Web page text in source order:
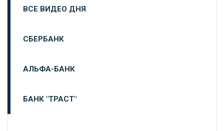
ВСЕ ВИДЕО ДНЯ
СБЕРБАНК
АЛЬФА-БАНК
БАНК "ТРАСТ"